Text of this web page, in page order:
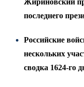
Жириновский
последнего
Российские
нескольких
сводка 1624-го